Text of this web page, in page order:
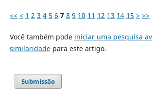
<< < 1 2 3 4 5 6 7 8 9 10 11 12 13 14 15 > >>
Você também pode iniciar uma pesquisa
similaridadepara este artigo.
Submissão